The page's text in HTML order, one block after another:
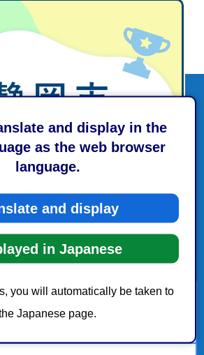
and display in the
as the web browser
language.
and display
in Japanese
you will automatically be taken to
Japanese page.
設業関連業務のご案内(入札及
加資格の認定等)